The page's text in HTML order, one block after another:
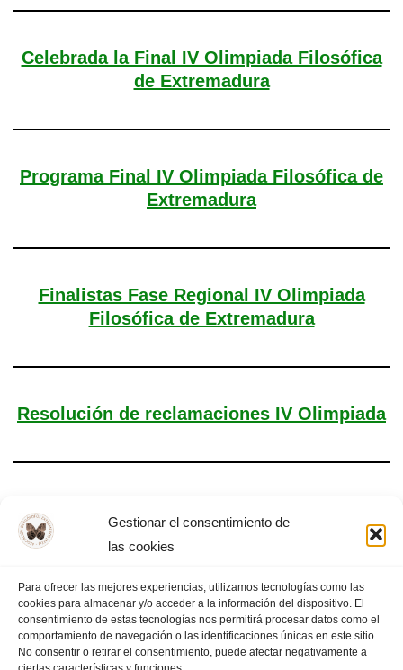
Gestionar el consentimiento de
las cookies
Para ofrecer las mejores experiencias, utilizamos tecnologías como las
cookies para almacenar y/o acceder a la información del dispositivo. El
consentimiento de estas tecnologías nos permitirá procesar datos como el
comportamiento de navegación o las identificaciones únicas en este sitio.
No consentir o retirar el consentimiento, puede afectar negativamente a
Celebrada la Final IV Olimpiada Filosófica
de Extremadura
Programa Final IV Olimpiada Filosófica de
Extremadura
Finalistas Fase Regional IV Olimpiada
Filosófica de Extremadura
Resolución de reclamaciones IV Olimpiada
« PÁGINA
ANTERIOR
1 … 7 8 9 10
11 … 13
PÁGINA
SIGUIENTE »